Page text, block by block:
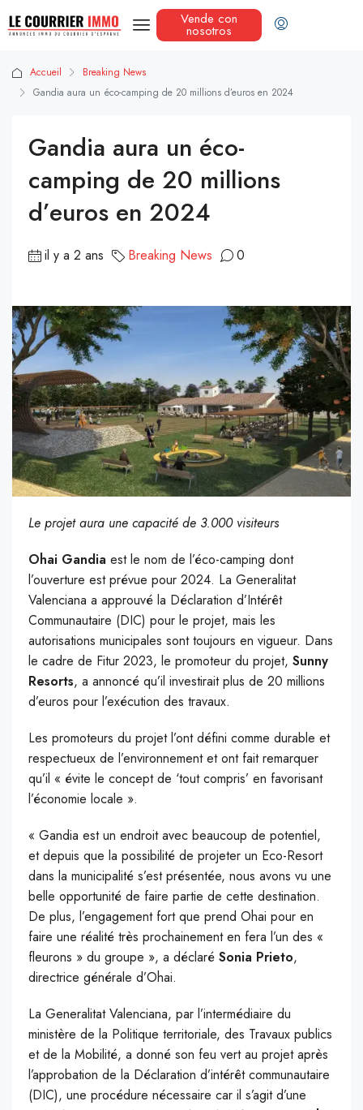
Vende con
nosotros
Accueil
Breaking News
Gandia aura un éco-camping de 20 millions d’euros en 2024
Gandia aura un éco-
camping de 20 millions
d’euros en 2024
il y a 2 ans Breaking News 0
Le projet aura une capacité de 3.000 visiteurs
Ohai Gandia est le nom de l’éco-camping dont
l’ouverture est prévue pour 2024. La Generalitat
Valenciana a approuvé la Déclaration d’Intérêt
Communautaire (DIC) pour le projet, mais les
autorisations municipales sont toujours en vigueur. Dans
le cadre de Fitur 2023, le promoteur du projet, Sunny
Resorts, a annoncé qu’il investirait plus de 20 millions
d’euros pour l’exécution des travaux.
Les promoteurs du projet l’ont défini comme durable et
respectueux de l’environnement et ont fait remarquer
qu’il « évite le concept de ‘tout compris’ en favorisant
l’économie locale ».
« Gandia est un endroit avec beaucoup de potentiel,
et depuis que la possibilité de projeter un Eco-Resort
dans la municipalité s’est présentée, nous avons vu une
belle opportunité de faire partie de cette destination.
De plus, l’engagement fort que prend Ohai pour en
faire une réalité très prochainement en fera l’un des «
fleurons » du groupe », a déclaré Sonia Prieto,
directrice générale d’Ohai.
La Generalitat Valenciana, par l’intermédiaire du
ministère de la Politique territoriale, des Travaux publics
et de la Mobilité, a donné son feu vert au projet après
l’approbation de la Déclaration d’intérêt communautaire
(DIC), une procédure nécessaire car il s’agit d’une